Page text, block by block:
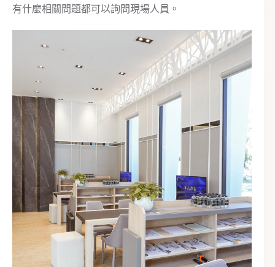
有什麼相關問題都可以詢問現場人員。